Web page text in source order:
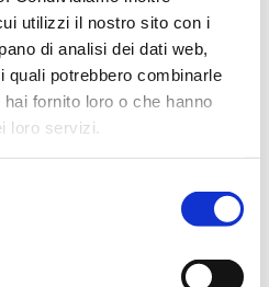
utilizzi il nostro sito con i
di analisi dei dati web,
quali potrebbero combinarle
fornito loro o che hanno
loro servizi.